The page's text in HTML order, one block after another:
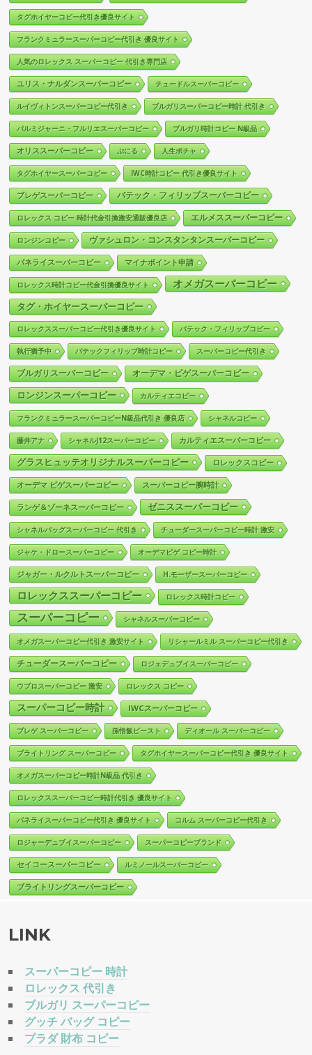
タグホイヤーコピー代引き優良サイト
フランクミュラースーパーコピー代引き 優良サイト
人気のロレックス スーパーコピー 代引き専門店
ユリス・ナルダンスーパーコピー チュードルスーパーコピー
ルイヴィトンスーパーコピー代引き ブルガリスーパーコピー時計 代引き
パルミジャーニ・フルリエスーパーコピー ブルガリ時計コピー N級品
オリススーパーコピー ぷにる 人生ポチャ
タグホイヤースーパーコピー IWC時計コピー 代引き優良サイト
ブレゲスーパーコピー パテック・フィリップスーパーコピー
ロレックス コピー 時計代金引換激安通販優良店 エルメススーパーコピー
ロンジンコピー ヴァシュロン・コンスタンタンスーパーコピー
パネライスーパーコピー マイナポイント申請
ロレックス時計コピー代金引換優良サイト オメガスーパーコピー
タグ・ホイヤースーパーコピー
ロレックススーパーコピー代引き優良サイト パテック・フィリップコピー
執行猶予中 パテックフィリップ時計コピー スーパーコピー代引き
ブルガリスーパーコピー オーデマ・ピゲスーパーコピー
ロンジンスーパーコピー カルティエコピー
フランクミュラースーパーコピーN級品代引き 優良店 シャネルコピー
藤井アナ シャネルJ12スーパーコピー カルティエスーパーコピー
グラスヒュッテオリジナルスーパーコピー ロレックスコピー
オーデマ ピゲスーパーコピー スーパーコピー腕時計
ランゲ＆ゾーネスーパーコピー ゼニススーパーコピー
シャネルバッグスーパーコピー 代引き チューダースーパーコピー時計 激安
ジャケ・ドロースーパーコピー オーデマピゲ コピー時計
ジャガー・ルクルトスーパーコピー H.モーザースーパーコピー
ロレックススーパーコピー ロレックス時計コピー
スーパーコピー シャネルスーパーコピー
オメガスーパーコピー代引き 激安サイト リシャールミル スーパーコピー代引き
チューダースーパーコピー ロジェデュブイスーパーコピー
ウブロスーパーコピー 激安 ロレックス コピー
スーパーコピー時計 IWCスーパーコピー
ブレゲ スーパーコピー 孫悟飯ビースト ディオール スーパーコピー
ブライトリング スーパーコピー タグホイヤースーパーコピー代引き 優良サイト
オメガスーパーコピー時計N級品 代引き
ロレックススーパーコピー時計代引き 優良サイト
パネライスーパーコピー代引き 優良サイト コルム スーパーコピー代引き
ロジャーデュブイスーパーコピー スーパーコピーブランド
セイコースーパーコピー ルミノールスーパーコピー
ブライトリングスーパーコピー
LINK
スーパーコピー 時計
ロレックス 代引き
ブルガリ スーパーコピー
グッチ バッグ コピー
プラダ 財布 コピー